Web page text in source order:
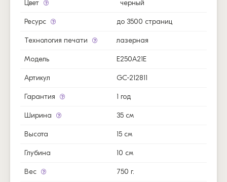
Цвет черный
Ресурс до 3500 страниц
Технология печати лазерная
Модель E250A21E
Артикул GC-212811
Гарантия 1 год
Ширина 35 см
Высота 15 см
Глубина 10 см
Вес 750 г.